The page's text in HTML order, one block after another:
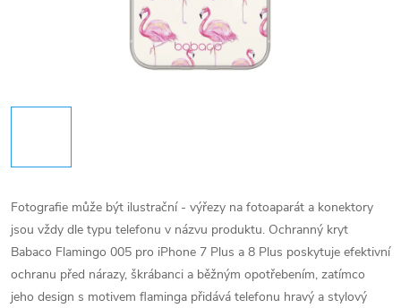
Fotografie může být ilustrační - výřezy na fotoaparát a konektory
jsou vždy dle typu telefonu v názvu produktu. Ochranný kryt
Babaco Flamingo 005 pro iPhone 7 Plus a 8 Plus poskytuje efektivní
ochranu před nárazy, škrábanci a běžným opotřebením, zatímco
jeho design s motivem flaminga přidává telefonu hravý a stylový